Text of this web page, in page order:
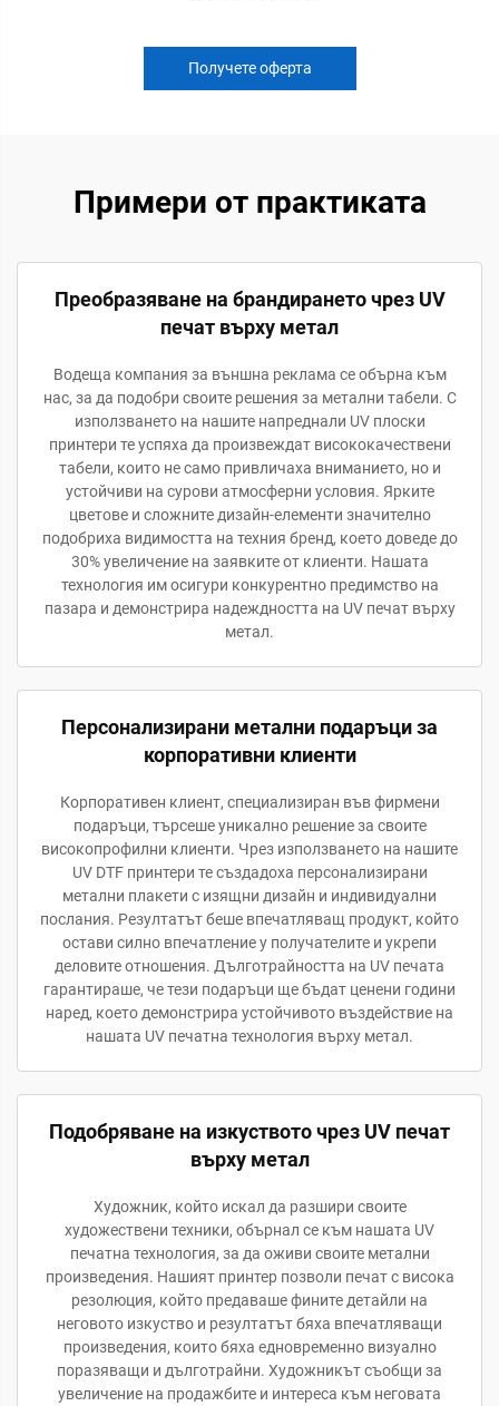
Получете оферта
Примери от практиката
Преобразяване на брандирането чрез UV
печат върху метал
Водеща компания за външна реклама се обърна към
нас, за да подобри своите решения за метални табели. С
използването на нашите напреднали UV плоски
принтери те успяха да произвеждат висококачествени
табели, които не само привличаха вниманието, но и
устойчиви на сурови атмосферни условия. Ярките
цветове и сложните дизайн-елементи значително
подобриха видимостта на техния бренд, което доведе до
30% увеличение на заявките от клиенти. Нашата
технология им осигури конкурентно предимство на
пазара и демонстрира надеждността на UV печат върху
метал.
Персонализирани метални подаръци за
корпоративни клиенти
Корпоративен клиент, специализиран във фирмени
подаръци, търсеше уникално решение за своите
високопрофилни клиенти. Чрез използването на нашите
UV DTF принтери те създадоха персонализирани
метални плакети с изящни дизайн и индивидуални
послания. Резултатът беше впечатляващ продукт, който
остави силно впечатление у получателите и укрепи
деловите отношения. Дълготрайността на UV печата
гарантираше, че тези подаръци ще бъдат ценени години
наред, което демонстрира устойчивото въздействие на
нашата UV печатна технология върху метал.
Подобряване на изкуството чрез UV печат
върху метал
Художник, който искал да разшири своите
художествени техники, обърнал се към нашата UV
печатна технология, за да оживи своите метални
произведения. Нашият принтер позволи печат с висока
резолюция, който предаваше фините детайли на
неговото изкуство и резултатът бяха впечатляващи
произведения, които бяха едновременно визуално
поразяващи и дълготрайни. Художникът съобщи за
увеличение на продажбите и интереса към неговата